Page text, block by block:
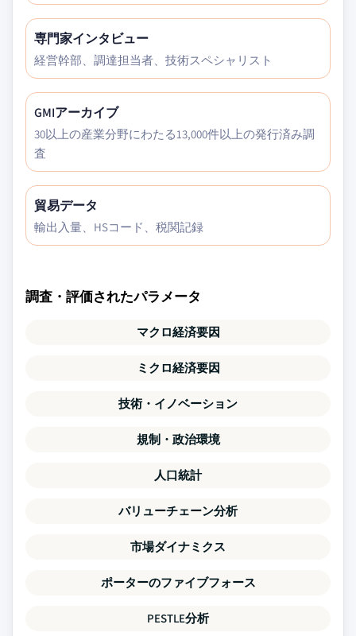
専門家インタビュー
経営幹部、調達担当者、技術スペシャリスト
GMIアーカイブ
30以上の産業分野にわたる13,000件以上の発行済み調
査
貿易データ
輸出入量、HSコード、税関記録
調査・評価されたパラメータ
マクロ経済要因
ミクロ経済要因
技術・イノベーション
規制・政治環境
人口統計
バリューチェーン分析
市場ダイナミクス
ポーターのファイブフォース
PESTLE分析